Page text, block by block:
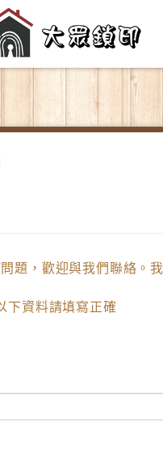
公司簡介
題，歡迎與我們聯絡。
下資料請填寫正確